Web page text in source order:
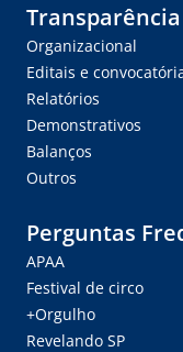
Transparência
Organizacional
Editais e
Relatórios
Demonstrativos
Balanços
Outros
Perguntas
APAA
Festival de circo
+Orgulho
Revelando SP